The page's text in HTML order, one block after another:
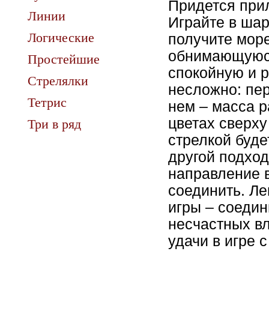
Линии
Логические
Простейшие
Стрелялки
Тетрис
Три в ряд
Придется
Играйте в
получите
спокойную и
несложно:
нем – масса
цветах
стрелкой
другой
направление
соединить.
игры –
несчастных
удачи в игре